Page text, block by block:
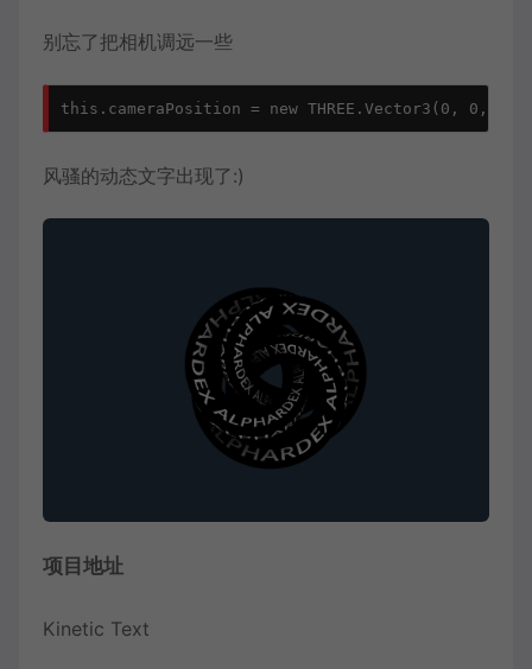
别忘了把相机调远一些
风骚的动态文字出现了:)
项目地址
Kinetic Text